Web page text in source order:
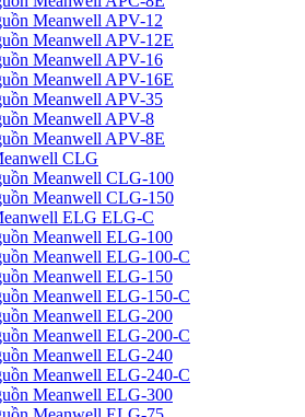
Meanwell APV-12
Meanwell APV-12E
Meanwell APV-16
Meanwell APV-16E
Meanwell APV-35
Meanwell APV-8
Meanwell APV-8E
CLG
Meanwell CLG-100
Meanwell CLG-150
ELG ELG-C
Meanwell ELG-100
Meanwell ELG-100-C
Meanwell ELG-150
Meanwell ELG-150-C
Meanwell ELG-200
Meanwell ELG-200-C
Meanwell ELG-240
Meanwell ELG-240-C
Meanwell ELG-300